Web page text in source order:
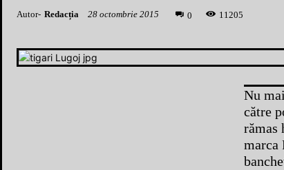
Autor- Redacția 28 octombrie 2015 0 1 1205
Nu
către
rămas
marca